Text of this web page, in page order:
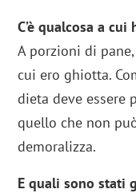
C’è qualcosa a
A porzioni di
cui ero ghiotta.
dieta deve essere
quello che non
demoralizza.
E quali sono stati